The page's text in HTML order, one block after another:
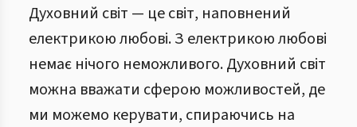
Духовний світ — це світ, наповнений
електрикою любові. З електрикою любові
немає нічого неможливого. Духовний світ
можна вважати сферою можливостей, де
ми можемо керувати, спираючись на